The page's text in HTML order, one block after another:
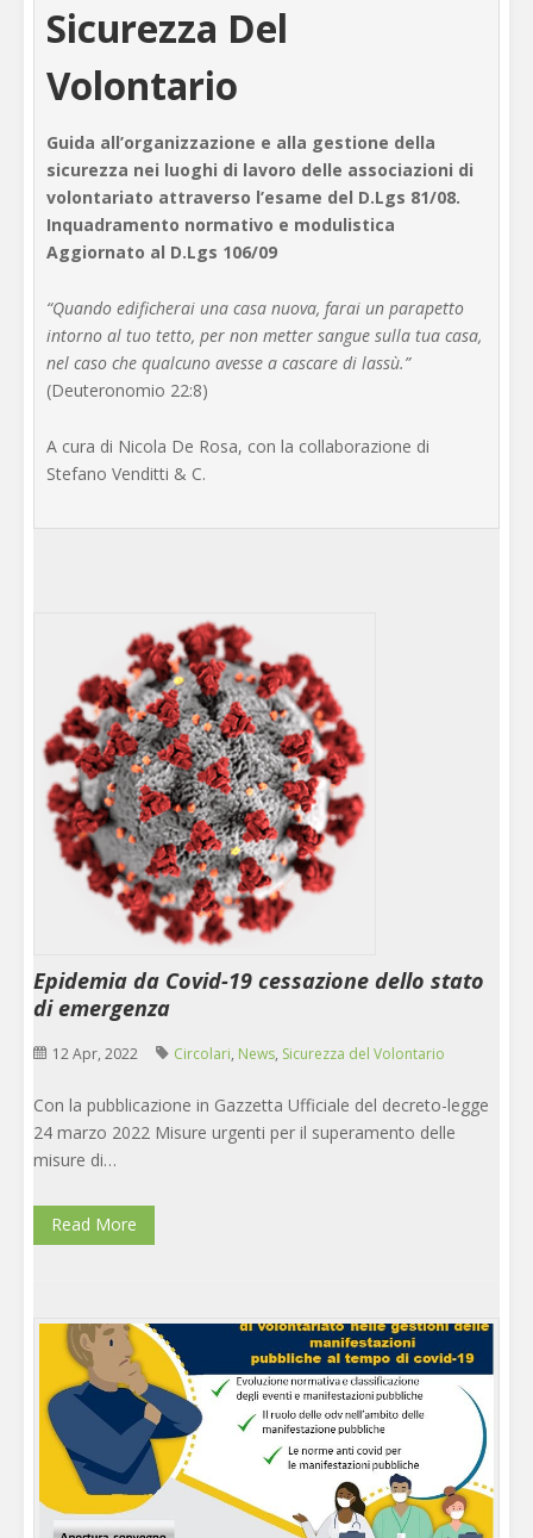
Sicurezza Del
Volontario
Guida all’organizzazione e alla gestione della
sicurezza nei luoghi di lavoro delle associazioni di
volontariato attraverso l’esame del D.Lgs 81/08.
Inquadramento normativo e modulistica
Aggiornato al D.Lgs 106/09
“Quando edificherai una casa nuova, farai un parapetto
intorno al tuo tetto, per non metter sangue sulla tua casa,
nel caso che qualcuno avesse a cascare di lassù.”
(Deuteronomio 22:8)
A cura di Nicola De Rosa, con la collaborazione di
Stefano Venditti & C.
Epidemia da Covid-19 cessazione dello stato
di emergenza
12 Apr, 2022 Circolari, News, Sicurezza del Volontario
Con la pubblicazione in Gazzetta Ufficiale del decreto-legge
24 marzo 2022 Misure urgenti per il superamento delle
misure di…
Read More